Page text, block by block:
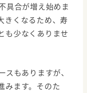
具合が増え始めま
きくなるため、寿
も少なくありませ
もありますが、
みます。そのた